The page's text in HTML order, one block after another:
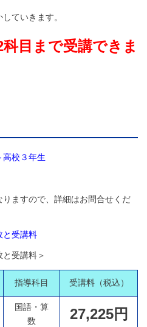
ていきます。
目まで受講できま
校３年生
りますので、詳細はお問合せくだ
受講料
受講料＞
指導科目 受講料（税込）
国語・算
数
27,225円